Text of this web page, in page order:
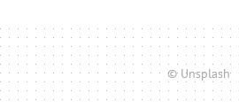
© Unsplash